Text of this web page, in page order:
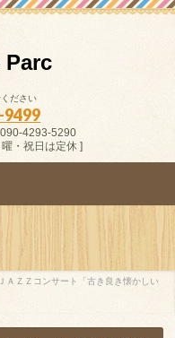
Parc
ださい
9499
4293-5290
・祝日は定休 ]
ＡＺＺコンサート「古き良き懐かしい